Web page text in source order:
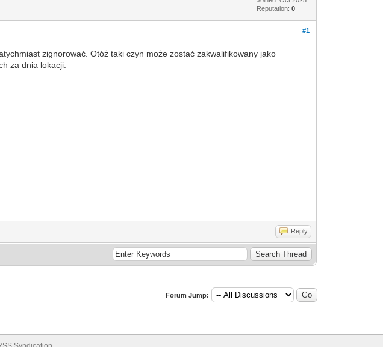
Reputation:0
#1
zignorować. Otóż taki czyn może zostać zakwalifikowany jako
za dnia lokacji.
Reply
Forum Jump: